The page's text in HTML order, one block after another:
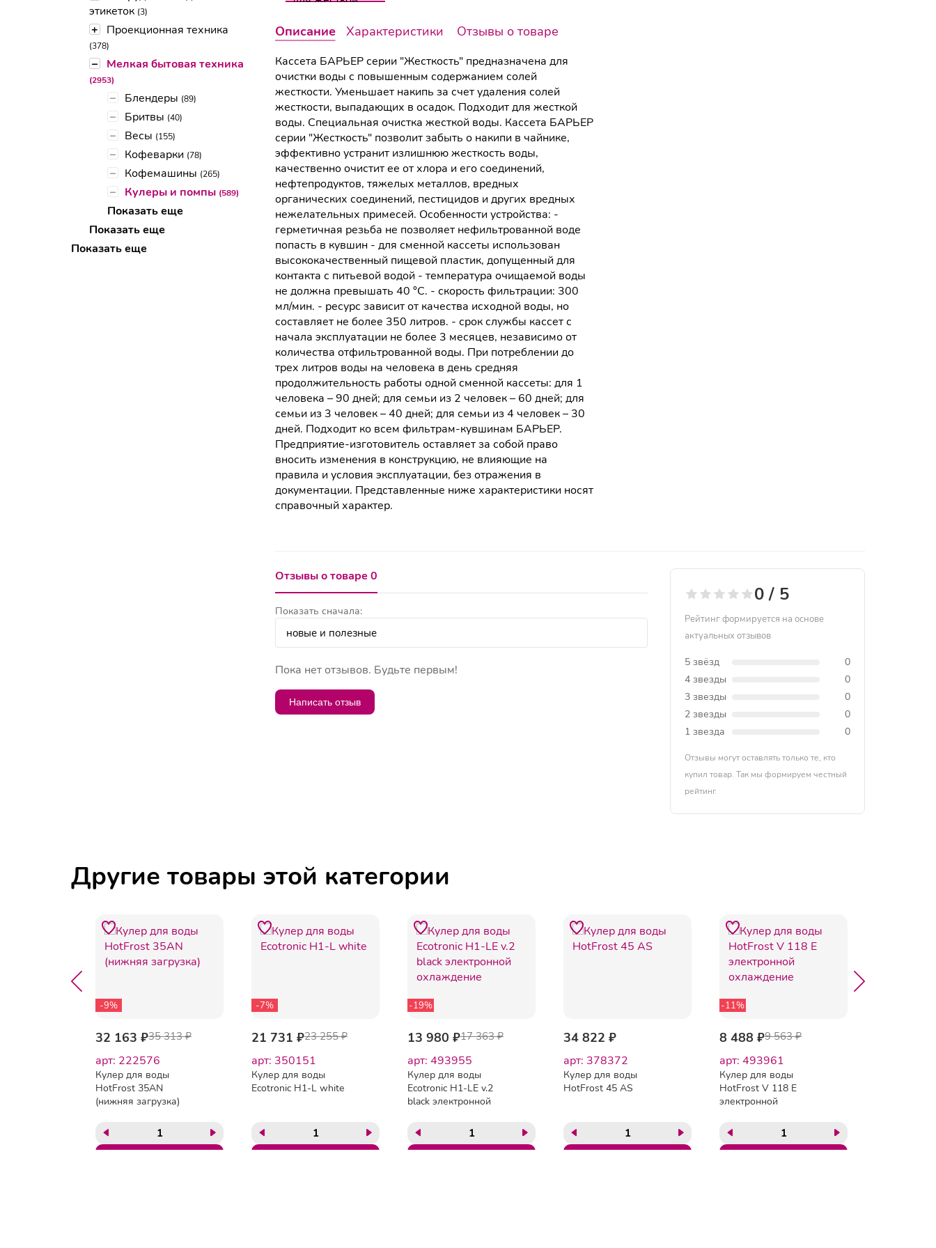
этикеток (3)
+ Проекционная техника
(378)
– Мелкая бытовая техника
(2953)
– Блендеры (89)
– Бритвы (40)
– Весы (155)
– Кофеварки (78)
– Кофемашины (265)
– Кулеры и помпы (589)
Показать еще
Показать еще
Показать еще
Описание Характеристики Отзывы о товаре
Кассета БАРЬЕР серии "Жесткость" предназначена для
очистки воды с повышенным содержанием солей
жесткости. Уменьшает накипь за счет удаления солей
жесткости, выпадающих в осадок. Подходит для жесткой
воды. Специальная очистка жесткой воды. Кассета БАРЬЕР
серии "Жесткость" позволит забыть о накипи в чайнике,
эффективно устранит излишнюю жесткость воды,
качественно очистит ее от хлора и его соединений,
нефтепродуктов, тяжелых металлов, вредных
органических соединений, пестицидов и других вредных
нежелательных примесей. Особенности устройства: -
герметичная резьба не позволяет нефильтрованной воде
попасть в кувшин - для сменной кассеты использован
высококачественный пищевой пластик, допущенный для
контакта с питьевой водой - температура очищаемой воды
не должна превышать 40 °С. - скорость фильтрации: 300
мл/мин. - ресурс зависит от качества исходной воды, но
составляет не более 350 литров. - срок службы кассет с
начала эксплуатации не более 3 месяцев, независимо от
количества отфильтрованной воды. При потреблении до
трех литров воды на человека в день средняя
продолжительность работы одной сменной кассеты: для 1
человека – 90 дней; для семьи из 2 человек – 60 дней; для
семьи из 3 человек – 40 дней; для семьи из 4 человек – 30
дней. Подходит ко всем фильтрам-кувшинам БАРЬЕР.
Предприятие-изготовитель оставляет за собой право
вносить изменения в конструкцию, не влияющие на
правила и условия эксплуатации, без отражения в
документации. Представленные ниже характеристики носят
справочный характер.
Отзывы о товаре 0
Показать сначала:
Пока нет отзывов. Будьте первым!
Написать отзыв
0 / 5
Рейтинг формируется на основе
актуальных отзывов
5 звёзд
0
4 звезды
0
3 звезды
0
2 звезды
0
1 звезда
0
Отзывы могут оставлять только те, кто
купил товар. Так мы формируем честный
рейтинг.
Другие товары этой категории
-9%
32 163 ₽35 313 ₽
арт: 222576
Кулер для воды
HotFrost 35AN
(нижняя загрузка)
-7%
21 731 ₽23 255 ₽
арт: 350151
Кулер для воды
Ecotronic H1-L white
-19%
13 980 ₽17 363 ₽
арт: 493955
Кулер для воды
Ecotronic H1-LE v.2
black электронной
34 822 ₽
арт: 378372
Кулер для воды
HotFrost 45 AS
-11%
8 488 ₽9 563 ₽
арт: 493961
Кулер для воды
HotFrost V 118 Е
электронной